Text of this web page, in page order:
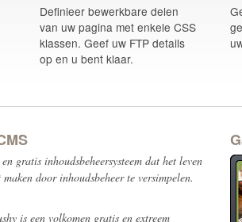
Definieer bewerkbare delen
van uw pagina met enkele CSS
klassen. Geef uw FTP details
op en u bent klaar.
gratis inhoudsbeheersysteem dat het leven
door inhoudsbeheer te versimpelen.
is een volkomen gratis en extreem